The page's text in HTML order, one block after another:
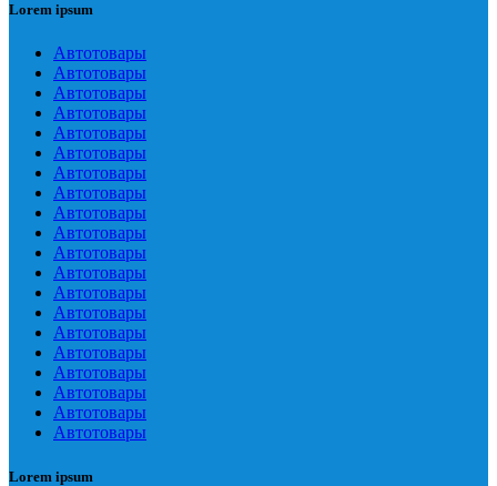
Lorem ipsum
Автотовары
Автотовары
Автотовары
Автотовары
Автотовары
Автотовары
Автотовары
Автотовары
Автотовары
Автотовары
Автотовары
Автотовары
Автотовары
Автотовары
Автотовары
Автотовары
Автотовары
Автотовары
Автотовары
Автотовары
Lorem ipsum